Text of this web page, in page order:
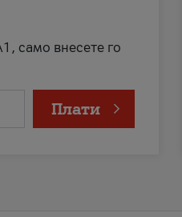
само внесете го
Плати